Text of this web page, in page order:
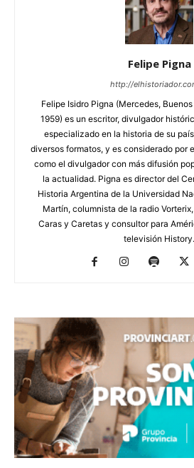
Felipe Pigna
http://
Felipe Isidro Pigna (Mercedes,
1959) es un escritor, divulgador
especializado en la historia de su
diversos formatos, y es considerado por
como el divulgador con más difusión
la actualidad. Pigna es director del
Historia Argentina de la Universidad
Martín, columnista de la radio
Caras y Caretas y consultor para
televisión History.